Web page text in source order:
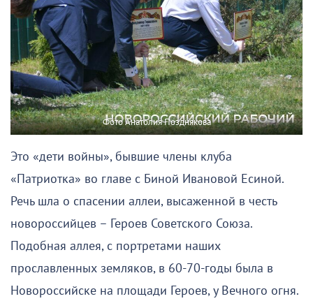
Фото Анатолия Позднякова
Это «дети войны», бывшие члены клуба
«Патриотка» во главе с Биной Ивановой Есиной.
Речь шла о спасении аллеи, высаженной в честь
новороссийцев – Героев Советского Союза.
Подобная аллея, с портретами наших
прославленных земляков, в 60-70-годы была в
Новороссийске на площади Героев, у Вечного огня.